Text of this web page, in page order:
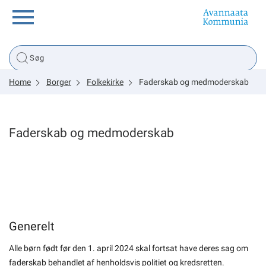
Borger
Politik
sullissivik.gl
Planportal
Home Borger Folkekirke Faderskab og medmoderskab
Faderskab og medmoderskab
Generelt
Alle børn født før den 1. april 2024 skal fortsat have deres sag om
faderskab behandlet af henholdsvis politiet og kredsretten.